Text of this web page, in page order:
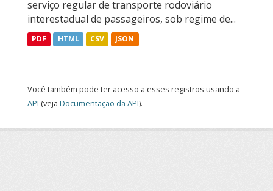
serviço regular de transporte rodoviário
interestadual de passageiros, sob regime de...
PDF HTML CSV JSON
Você também pode ter acesso a esses registros usando a
API (veja Documentação da API).